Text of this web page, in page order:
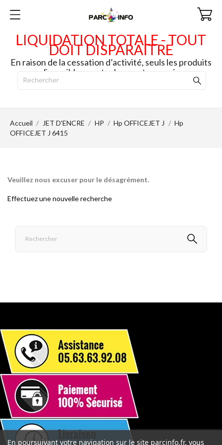
LIQUIDATION TOTALE - TOUT
DOIT DISPARAITRE
En raison de la cessation d’activité, seuls les produits
disponibles en stock seront envoyés.
Accueil JET D'ENCRE HP Hp OFFICEJET J
Hp
OFFICEJET J 6415
Veuillez nous excuser pour le désagrément.
Effectuez une nouvelle recherche
En poursuivant votre navigation sur le site parcinfo.fr, vous